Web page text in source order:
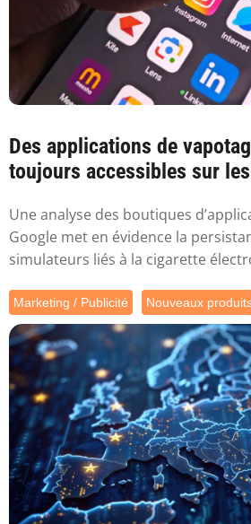
Des applications de
toujours accessibles sur
Une analyse des boutiques
Google met en évidence la
simulateurs liés à la cigarette
Marketing / Publicité Nouveaux